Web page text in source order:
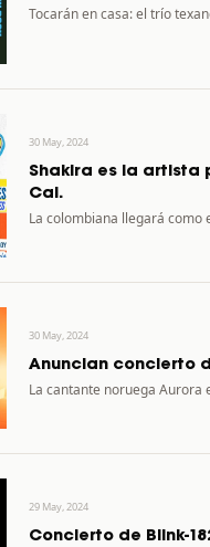
Tocarán en casa: el trío
30 May, 2024
Shakira es la artista
Cal.
La colombiana llegará como
30 May, 2024
Anuncian concierto
La cantante noruega Aurora
29 May, 2024
Concierto de Blink-